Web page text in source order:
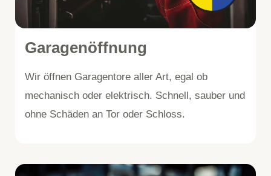
Garagenöffnung
Wir öffnen Garagentore aller Art, egal ob
mechanisch oder elektrisch. Schnell, sauber und
ohne Schäden an Tor oder Schloss.